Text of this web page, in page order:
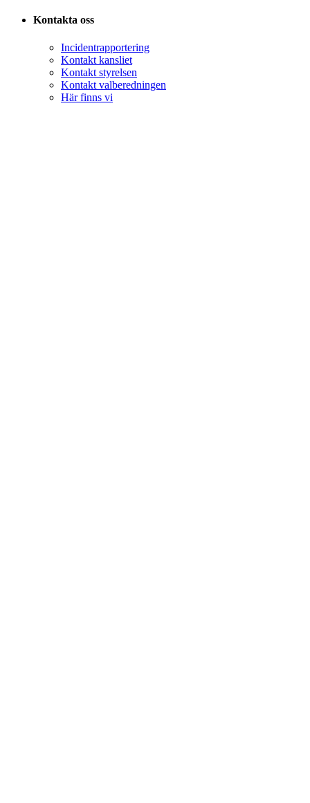
Kontakta oss
Incidentrapportering
Kontakt kansliet
Kontakt styrelsen
Kontakt valberedningen
Här finns vi